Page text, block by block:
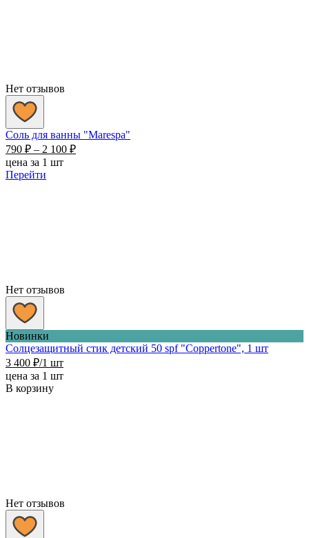
Нет отзывов
Соль для ванны "Marespa"
790 ₽ – 2 100 ₽Диапазон
цена за 1 шт
Перейти
Нет отзывов
Новинки
Солцезащитный стик детский 50 spf "Coppertone", 1 шт
3 400 ₽/1 шт
цена за 1 шт
В корзину
Нет отзывов